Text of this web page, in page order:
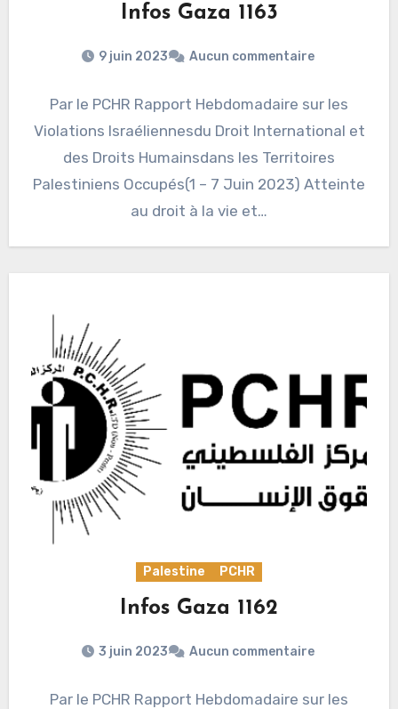
Infos Gaza 1163
9 juin 2023 Aucun commentaire
Par le PCHR Rapport Hebdomadaire sur les
Violations Israéliennesdu Droit International et
des Droits Humainsdans les Territoires
Palestiniens Occupés(1 – 7 Juin 2023) Atteinte
au droit à la vie et…
Palestine PCHR
Infos Gaza 1162
3 juin 2023 Aucun commentaire
Par le PCHR Rapport Hebdomadaire sur les